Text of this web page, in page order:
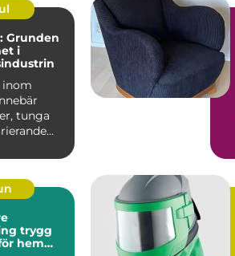
Grunden
i
inom
tunga
hem